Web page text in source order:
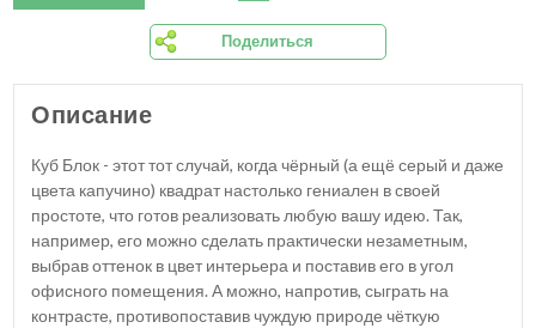
Поделиться
Описание
Куб Блок - этот тот случай, когда чёрный (а ещё серый и даже
цвета капучино) квадрат настолько гениален в своей
простоте, что готов реализовать любую вашу идею. Так,
например, его можно сделать практически незаметным,
выбрав оттенок в цвет интерьера и поставив его в угол
офисного помещения. А можно, напротив, сыграть на
контрасте, противопоставив чуждую природе чёткую